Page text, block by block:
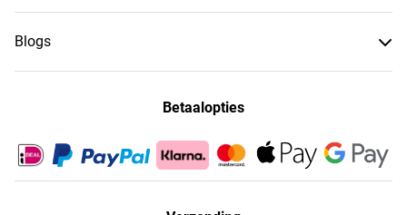
Blogs
Betaalopties